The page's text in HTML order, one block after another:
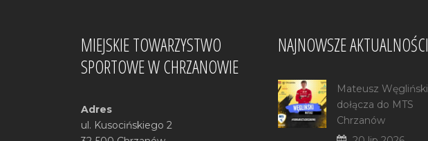
MIEJSKIE TOWARZYSTWO
SPORTOWE W CHRZANOWIE
Adres
ul. Kusocińskiego 2
NAJNOWSZE AKTUALNOŚCI
Mateusz Węgliński
dołącza do MTS
Chrzanów